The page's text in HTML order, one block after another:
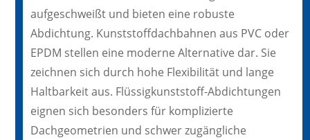
aufgeschweißt und bieten eine robuste
Abdichtung. Kunststoffdachbahnen aus PVC oder
EPDM stellen eine moderne Alternative dar. Sie
zeichnen sich durch hohe Flexibilität und lange
Haltbarkeit aus. Flüssigkunststoff-Abdichtungen
eignen sich besonders für komplizierte
Dachgeometrien und schwer zugängliche